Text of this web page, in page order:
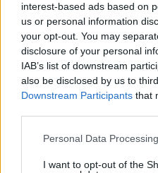
interest-based ads based on
us or personal information
your opt-out. You may
disclosure of your personal
IAB’s list of downstream
also be disclosed by us to
Downstream Participants that
Please note that this website/
not limited to your visit or
Personal Data
I want to opt-out of the